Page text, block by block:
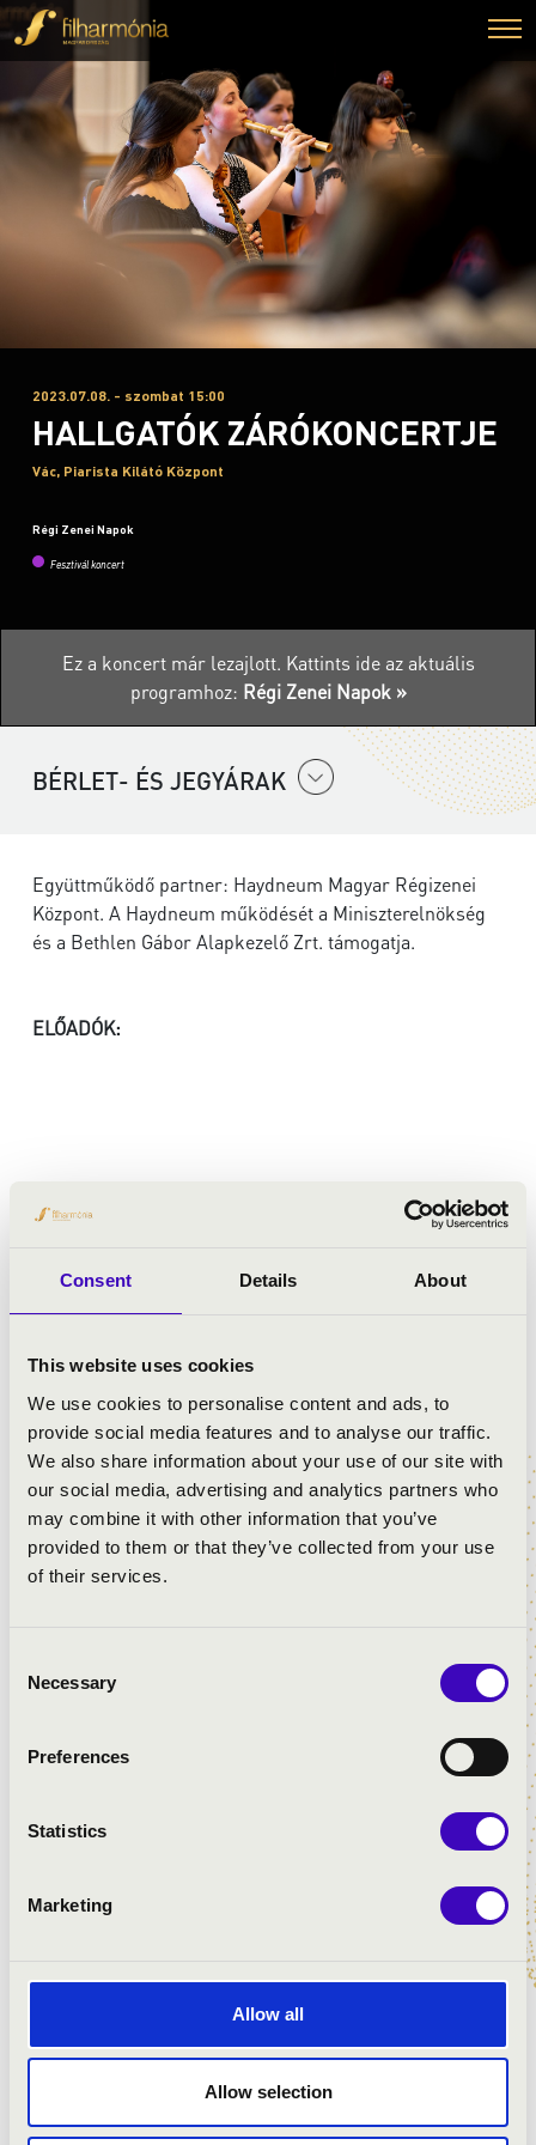
Consent Details About
This website uses cookies
We use cookies to personalise content and ads, to
provide social media features and to analyse our traffic.
We also share information about your use of our site with
our social media, advertising and analytics partners who
may combine it with other information that you’ve
provided to them or that they’ve collected from your use
of their services.
Selection
Necessary
Preferences
Statistics
Marketing
Allow all
Allow selection
2023.07.08. - szombat 15:00
HALLGATÓK ZÁRÓKONCERTJE
Vác, Piarista Kilátó Központ
Régi Zenei Napok
Fesztivál koncert
Ez a koncert már lezajlott. Kattints ide az aktuális
programhoz: Régi Zenei Napok »
BÉRLET- ÉS JEGYÁRAK
Együttműködő partner: Haydneum Magyar Régizenei
Központ. A Haydneum működését a Miniszterelnökség
és a Bethlen Gábor Alapkezelő Zrt. támogatja.
ELŐADÓK: